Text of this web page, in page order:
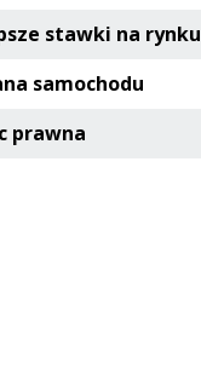
stawki na rynku
samochodu
prawna